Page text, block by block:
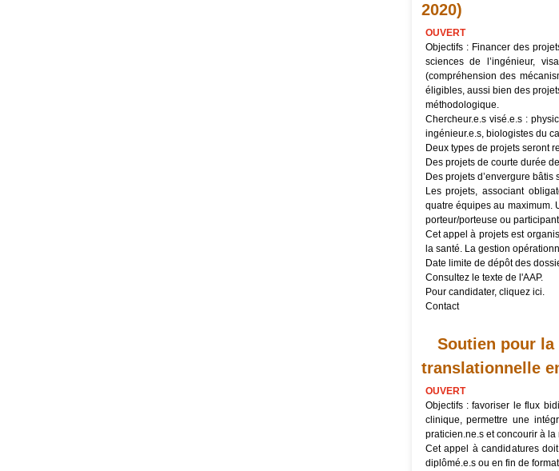
2020)
OUVERT
Objectifs : Financer des
sciences de l’ingénieur,
(compréhension des
éligibles, aussi bien des
méthodologique.
Chercheur.e.s visé.e.s :
ingénieur.e.s, biologistes du
Deux types de projets seront
Des projets de courte durée
Des projets d’envergure
Les projets, associant
quatre équipes au maximum.
porteur/porteuse ou
Cet appel à projets est
la santé. La gestion
Date limite de dépôt des
Consultezle texte de l'AAP.
Pour candidater, cliquez ici.
Contact
Soutien pour
translationnelle
OUVERT
Objectifs : favoriser le flux
clinique, permettre une
praticien.ne.s et concourir à
Cet appel à candidatures
diplômé.e.s ou en fin de